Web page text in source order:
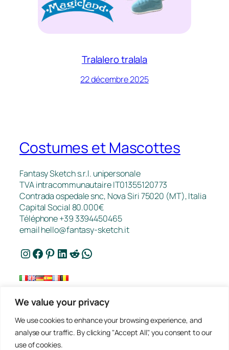
We value your privacy
We use cookies to enhance your browsing experience, and
analyse our traffic. By clicking "Accept All", you consent to our
use of cookies.
Tralalero tralala
22 décembre 2025
Costumes et Mascottes
Fantasy Sketch s.r.l. unipersonale
TVA intracommunautaire IT01355120773
Contrada ospedale snc, Nova Siri 75020 (MT), Italia
Capital Social 80.000€
Téléphone +39 3394450465
emailhello@fantasy-sketch.it
Instagram Facebook Pinterest LinkedIn Reddit WhatsApp
Travaux
Contact
Politique de Confidentialité